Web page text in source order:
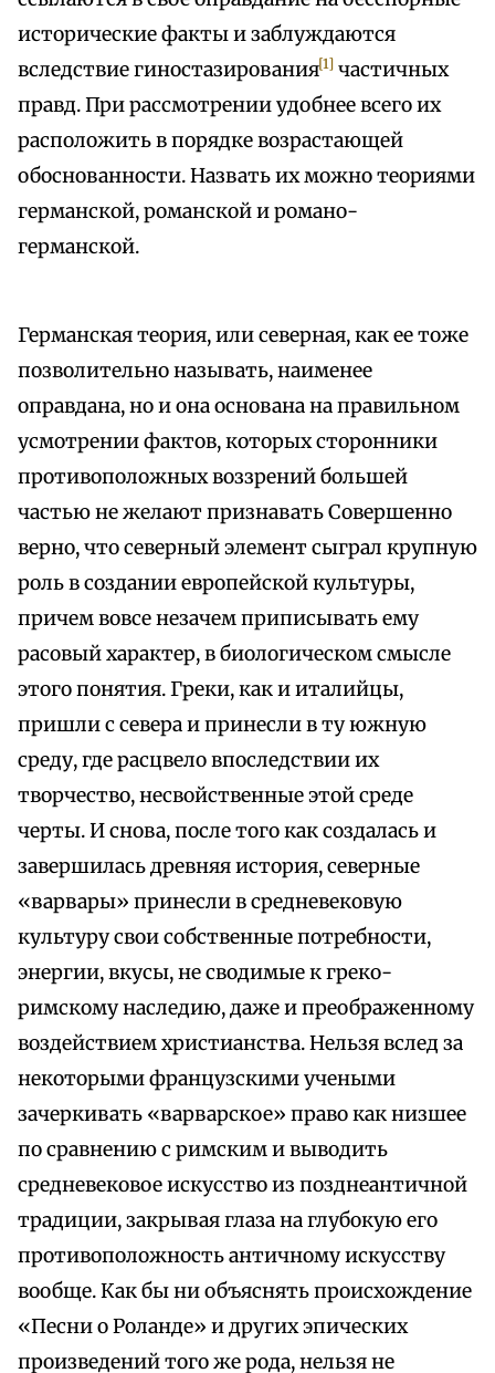
исторические факты и заблуждаются
вследствие гиностазирования[1] частичных
правд. При рассмотрении удобнее всего их
расположить в порядке возрастающей
обоснованности. Назвать их можно теориями
германской, романской и романо-
германской.
Германская теория, или северная, как ее тоже
позволительно называть, наименее
оправдана, но и она основа­на на правильном
усмотрении фактов, которых сторонники
противоположных воззрений большей
частью не желают признавать Совершенно
верно, что северный элемент сыграл крупную
роль в создании европейской культуры,
причем вовсе незачем приписывать ему
расовый характер, в биологическом смысле
этого понятия. Греки, как и италийцы,
пришли с севера и принесли в ту южную
среду, где расцвело впоследствии их
творчество, несвойственные этой среде
черты. И снова, после того как создалась и
завершилась древняя история, северные
«варвары» принесли в средневековую
культуру свои собственные потребности,
энергии, вкусы, не сводимые к греко-
римскому наследию, даже и преображенному
воздействием христианства. Нельзя вслед за
некоторыми французскими учеными
зачеркивать «варварское» право как низшее
по сравнению с римским и выводить
средневековое искусство из позднеантичной
традиции, закрывая глаза на глубокую его
противоположность античному искусству
вообще. Как бы ни объяснять происхождение
«Песни о Роланде» и других эпических
произведений того же рода, нельзя не